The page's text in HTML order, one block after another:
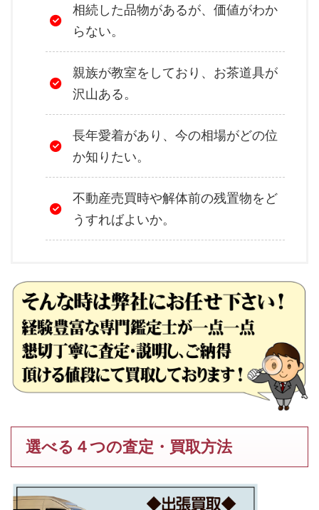
相続した品物があるが、価値がわか
らない。
親族が教室をしており、お茶道具が
沢山ある。
長年愛着があり、今の相場がどの位
か知りたい。
不動産売買時や解体前の残置物をど
うすればよいか。
選べる４つの査定・買取方法